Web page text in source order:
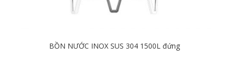
BỒN NƯỚC INOX SUS 304 1500L đứng